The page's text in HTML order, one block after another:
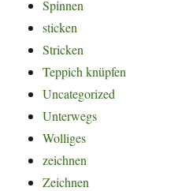
Spinnen
sticken
Stricken
Teppich knüpfen
Uncategorized
Unterwegs
Wolliges
zeichnen
Zeichnen